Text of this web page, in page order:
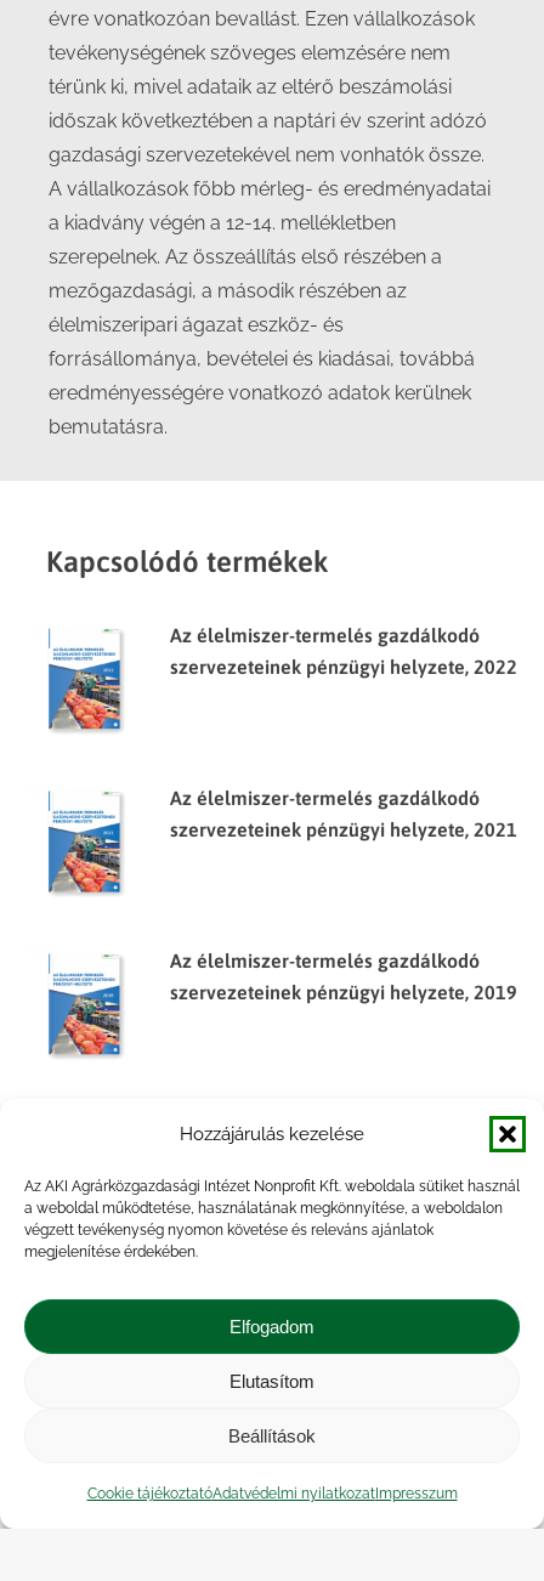
Hozzájárulás kezelése
Az AKI Agrárközgazdasági Intézet Nonprofit Kft. weboldala sütiket használ
a weboldal működtetése, használatának megkönnyítése, a weboldalon
végzett tevékenység nyomon követése és releváns ajánlatok
megjelenítése érdekében.
Elfogadom
Elutasítom
Beállítások
Cookie tájékoztatóAdatvédelmi nyilatkozatImpresszum
évre vonatkozóan bevallást. Ezen vállalkozások
tevékenységének szöveges elemzésére nem
térünk ki, mivel adataik az eltérő beszámolási
időszak következtében a naptári év szerint adózó
gazdasági szervezetekével nem vonhatók össze.
A vállalkozások főbb mérleg- és eredményadatai
a kiadvány végén a 12-14. mellékletben
szerepelnek. Az összeállítás első részében a
mezőgazdasági, a második részében az
élelmiszeripari ágazat eszköz- és
forrásállománya, bevételei és kiadásai, továbbá
eredményességére vonatkozó adatok kerülnek
bemutatásra.
Kapcsolódó termékek
Az élelmiszer-termelés gazdálkodó
szervezeteinek pénzügyi helyzete, 2022
Az élelmiszer-termelés gazdálkodó
szervezeteinek pénzügyi helyzete, 2021
Az élelmiszer-termelés gazdálkodó
szervezeteinek pénzügyi helyzete, 2019
Az élelmiszer-termelés gazdálkodó
szervezeteinek pénzügyi helyzete, 2017
szervezeteinek pénzügyi helyzete, 2015
Az élelmiszer-termelés gazdálkodó